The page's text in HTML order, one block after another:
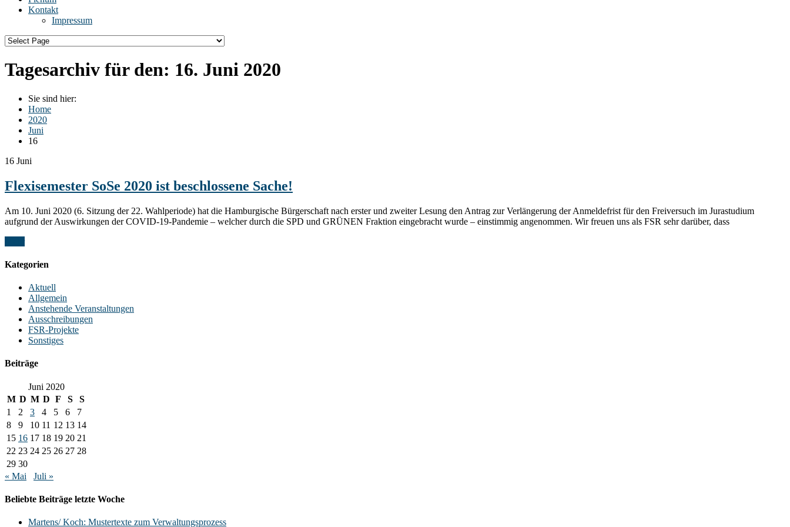
Kontakt
Impressum
Tagesarchiv für den: 16. Juni 2020
Sie sind hier:
Home
2020
Juni
16
16 Juni
Flexisemester SoSe 2020 ist beschlossene Sache!
Am 10. Juni 2020 (6. Sitzung der 22. Wahlperiode) hat die Hamburgische Bürgerschaft nach erster und zweiter Lesung den Antrag zur Verlängerung der Anmeldefrist für den Freiversuch im Jurastudium
aufgrund der Auswirkungen der COVID-19-Pandemie – welcher durch die SPD und GRÜNEN Fraktion eingebracht wurde – einstimmig angenommen. Wir freuen uns als FSR sehr darüber, dass
Kategorien
Aktuell
Allgemein
Anstehende Veranstaltungen
Ausschreibungen
FSR-Projekte
Sonstiges
Beiträge
Juni 2020
M D M D F S
S
1
2 3 4 5 6
7
8
9 10 11 12 13 14
15 16 17 18 19 20 21
22 23 24 25 26 27 28
29 30
« Mai
Juli »
Beliebte Beiträge letzte Woche
Martens/ Koch: Mustertexte zum Verwaltungsprozess